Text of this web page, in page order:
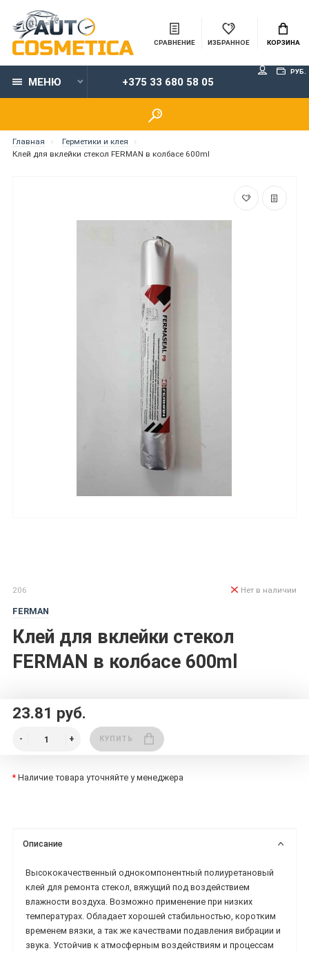
СРАВНЕНИЕ ИЗБРАННОЕ КОРЗИНА
МЕНЮ +375 33 680 58 05
РУБ.
Главная
Герметики и клея
Клей для вклейки стекол FERMAN в колбасе 600ml
206
FERMAN
Клей для вклейки стекол
FERMAN в колбасе 600ml
Нет в наличии
23.81 руб.
КУПИТЬ
* Наличие товара уточняйте у менеджера
Описание
Высококачественный однокомпонентный полиуретановый
клей для ремонта стекол, вяжущий под воздействием
влажности воздуха. Возможно применение при низких
температурах. Обладает хорошей стабильностью, коротким
временем вязки, а так же качествами подавления вибрации и
звука. Устойчив к атмосферным воздействиям и процессам